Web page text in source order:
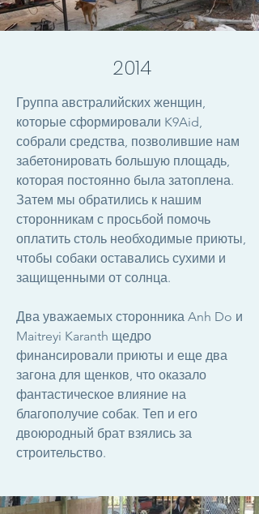
2014
Группа австралийских женщин,
которые сформировали K9Aid,
собрали средства, позволившие нам
забетонировать большую площадь,
которая постоянно была затоплена.
Затем мы обратились к нашим
сторонникам с просьбой помочь
оплатить столь необходимые приюты,
чтобы собаки оставались сухими и
защищенными от солнца.
Два уважаемых сторонника Anh Do и
Maitreyi Karanth щедро
финансировали приюты и еще два
загона для щенков, что оказало
фантастическое влияние на
благополучие собак. Теп и его
двоюродный брат взялись за
строительство.